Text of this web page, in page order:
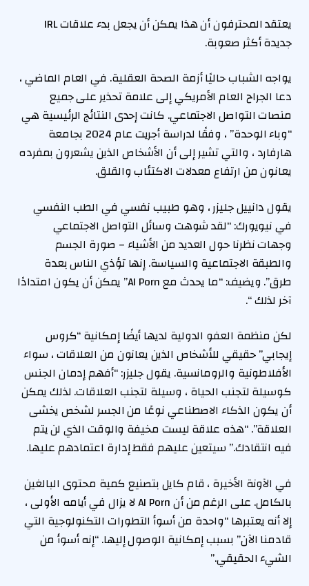
يعتقد المحترفون أن هذا يمكن أن يجعل بدء علاقات IRL
جديدة أكثر صعوبة.
يواجه الشباب حاليًا أزمة الصحة العقلية. في العام الماضي ،
دعا الجراح العام الأمريكي إلى علامة تحذير على جميع
منصات التواصل الاجتماعي. كانت إحدى النتائج الرئيسية هي
“وباء الوحدة” ، وفقًا لدراسة أجريت عام 2024 بجامعة
هارفارد ، والتي تشير إلى أن الأشخاص الذين يشعرون بمفرده
يعانون من ارتفاع معدلات الاكتئاب والقلق.
يقول دانييل جليزر ، وهو طبيب نفسي في الطب النفسي
في نيويورك: “لقد شوهت وسائل التواصل الاجتماعي
وجهات نظرنا حول العديد من الأشياء – صورة الجسم
والطبقة الاجتماعية والسياسة. إنها تؤذي الناس بعدة
طرق”. ويضيف: “ما يحدث مع AI Porn” يمكن أن يكون امتدادًا
آخر لذلك “.
لكن منظمة العفو الدولية لديها أيضًا إمكانية “كروس
إيجابي” حقيقي للأشخاص الذين يعانون من العلاقات ، سواء
الأفلاطونية والرومانسية. يقول جليزر: “أفهم إدمان الجنس
كوسيلة لتجنب الحياة ، وسيلة لتجنب العلاقات. لذلك يمكن
أن يكون الذكاء الاصطناعي نوعًا من الجسر لشخص يخشى
العلاقة”. “هذه علاقة ليست مخيفة والوقت الذي لن يتم
فيه انتقادك.” سيتعين عليهم فقط إدارة اعتمادهم عليها.
في الآونة الأخيرة ، قام كايل بتصنيع كمية محتوى البالغين
بالكامل. على الرغم من أن AI Porn لا يزال في أيامه الأولى ،
إلا أنه يعتبرها “واحدة من أسوأ التطورات التكنولوجية التي
قادمنا الآن” بسبب إمكانية الوصول إليها. “إنه أسوأ من
الشيء الحقيقي.”